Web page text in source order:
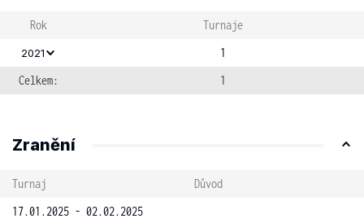
Rok Turnaje
2021
1
Celkem:
1
Zranění
Turnaj
Důvod
17.01.2025 - 02.02.2025